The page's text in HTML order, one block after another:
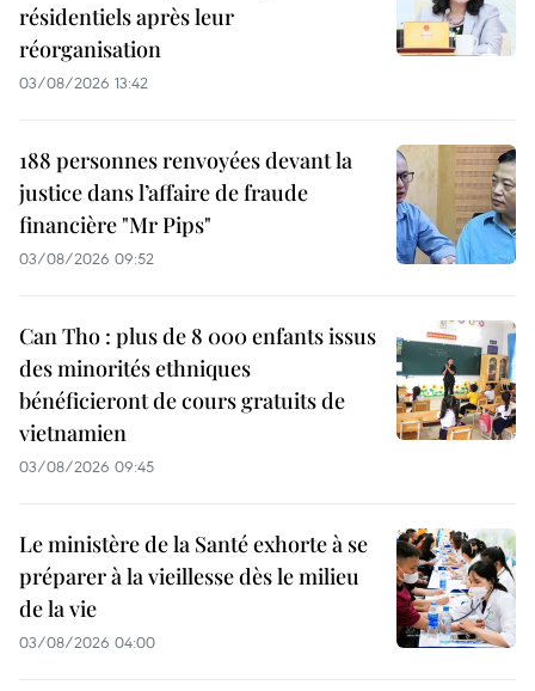
résidentiels après leur
réorganisation
03/08/2026 13:42
188 personnes renvoyées devant la
justice dans l’affaire de fraude
financière "Mr Pips"
03/08/2026 09:52
Can Tho : plus de 8 000 enfants issus
des minorités ethniques
bénéficieront de cours gratuits de
vietnamien
03/08/2026 09:45
Le ministère de la Santé exhorte à se
préparer à la vieillesse dès le milieu
de la vie
03/08/2026 04:00